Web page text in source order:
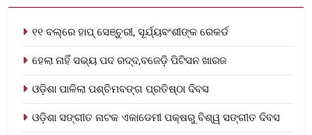
୧୧ ବଲ୍‌ରେ ହାପ୍ ସେଞ୍ଚୁରୀ, ସୂର୍ଯ୍ୟବଂଶୀଙ୍କ ରେକର୍ଡ
ହେଲା ନାହିଁ ସଭ୍ୟ ପଦ ରଦ୍ଦ,ବଜେଡ଼ି ପିଟିସନ ଖାରଜ
ଓଡ଼ିଶା ପାଳିଲା ପଶ୍ଚିମବଙ୍ଗ ପ୍ରତିଷ୍ଠା ଦିବସ
ଓଡ଼ିଶା ସଙ୍ଗୀତ ନାଟକ ଏକାଡେମୀ ପକ୍ଷରୁ ବିଶ୍ୱ ସଙ୍ଗୀତ ଦିବସ